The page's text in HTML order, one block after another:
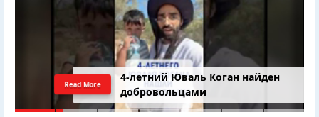
4-летний Юваль Коган найден
добровольцами
Read More